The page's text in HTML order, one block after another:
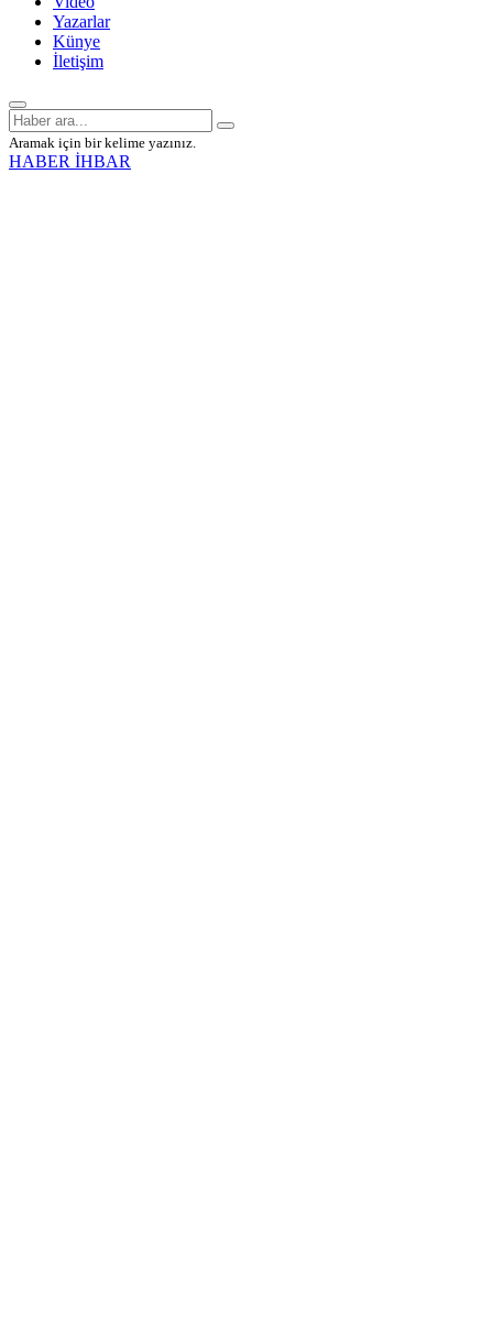
Yazarlar
Künye
İletişim
Aramak için bir kelime yazınız.
HABER İHBAR